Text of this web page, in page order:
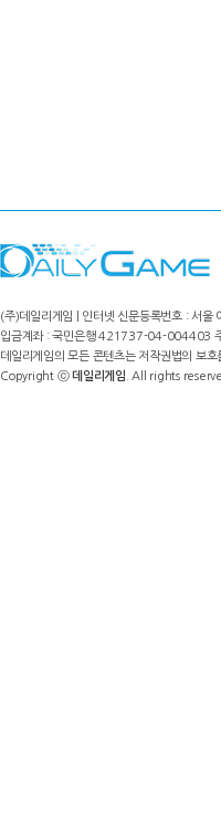
(주)데일리게임 | 인터넷 신문등록번호 : 서
입금계좌 : 국민은행 421737-04-004403
데일리게임의 모든 콘텐츠는 저작권법의 보
Copyright ⓒ데일리게임 . All rights